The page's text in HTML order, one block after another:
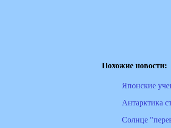
Похожие новости:
Японские
Антарктика
Солнце